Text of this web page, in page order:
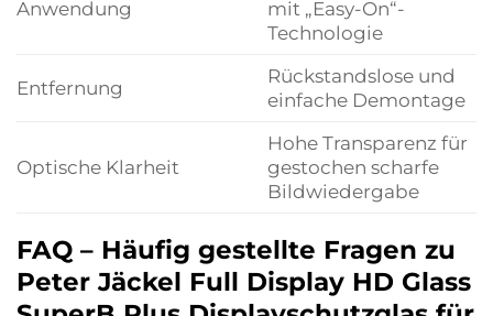
Anwendung
mit „Easy-On“-
Technologie
Entfernung
Rückstandslose und
einfache Demontage
Optische Klarheit
Hohe Transparenz für
gestochen scharfe
Bildwiedergabe
FAQ – Häufig gestellte Fragen zu
Peter Jäckel Full Display HD Glass